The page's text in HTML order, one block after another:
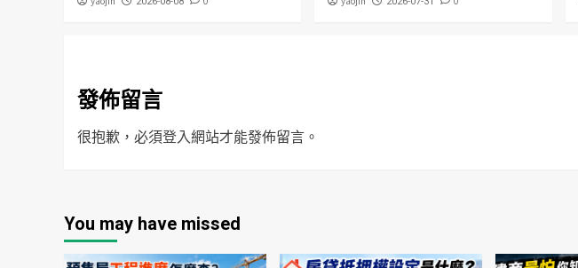
發佈留言
很抱歉，必須登入網站才能發佈留言。
You may have missed